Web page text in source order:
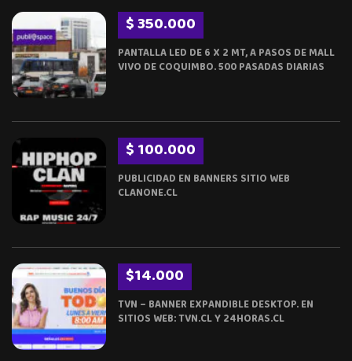
$ 350.000
PANTALLA LED DE 6 X 2 MT, A PASOS DE MALL
VIVO DE COQUIMBO. 500 PASADAS DIARIAS
$ 100.000
PUBLICIDAD EN BANNERS SITIO WEB
CLANONE.CL
$14.000
TVN – BANNER EXPANDIBLE DESKTOP. EN
SITIOS WEB: TVN.CL Y 24HORAS.CL